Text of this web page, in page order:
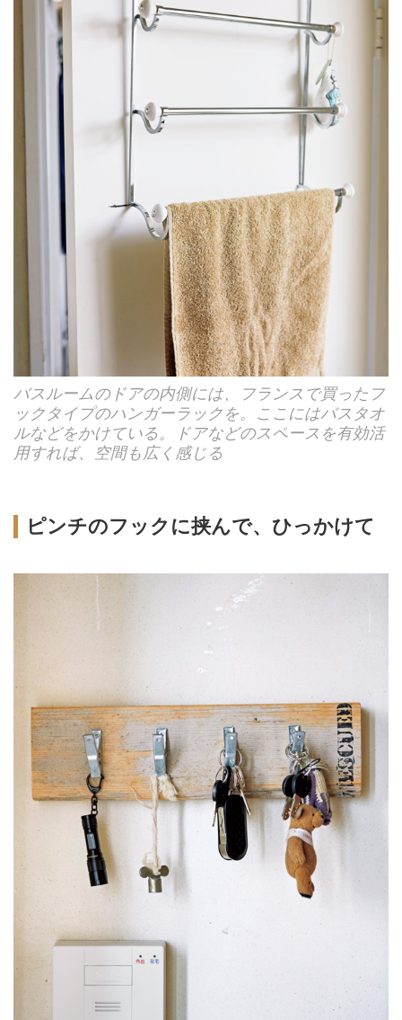
バスルームのドアの内側には、フランスで買ったフ
ックタイプのハンガーラックを。ここにはバスタオ
ルなどをかけている。ドアなどのスペースを有効活
用すれば、空間も広く感じる
ピンチのフックに挟んで、ひっかけて